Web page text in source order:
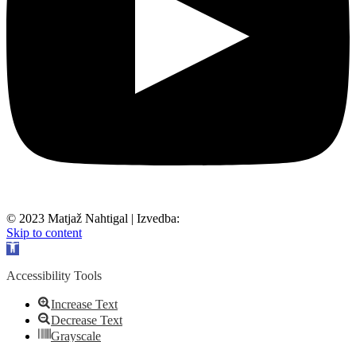
© 2023 Matjaž Nahtigal | Izvedba:
Skip to content
Open toolbar
Accessibility Tools
Increase Text
Decrease Text
Grayscale